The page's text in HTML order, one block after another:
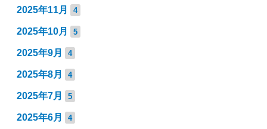
2025年11月 4
2025年10月 5
2025年9月 4
2025年8月 4
2025年7月 5
2025年6月 4